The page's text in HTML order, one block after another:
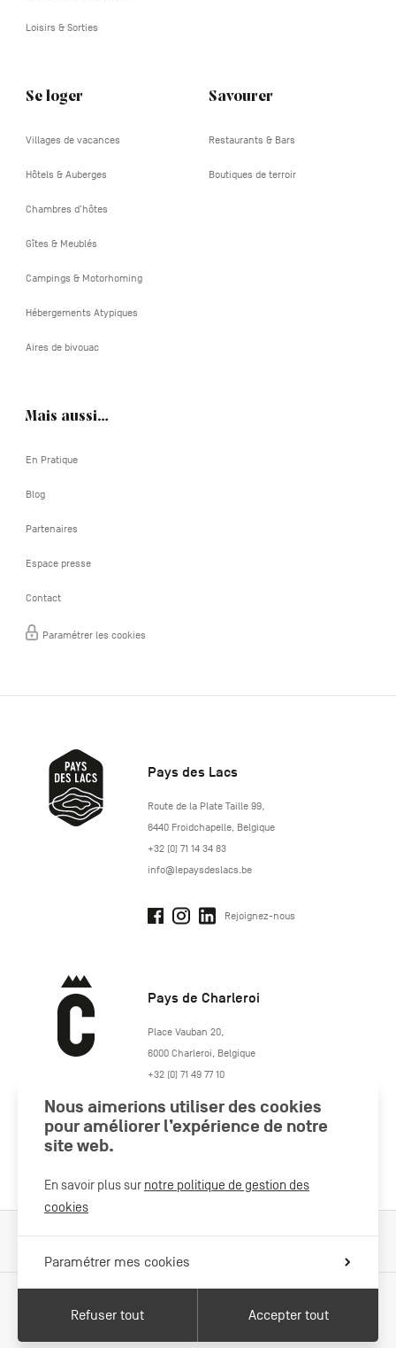
Loisirs & Sorties
Se loger
Villages de vacances
Hôtels & Auberges
Chambres d'hôtes
Gîtes & Meublés
Campings & Motorhoming
Hébergements Atypiques
Aires de bivouac
Savourer
Restaurants & Bars
Boutiques de terroir
Mais aussi…
En Pratique
Blog
Partenaires
Espace presse
Contact
Paramétrer les cookies
Pays des Lacs
http://www.lepaysdeslacs.be/
Route de la Plate Taille 99,
6440 Froidchapelle, Belgique
+32 (0) 71 14 34 83
info@lepaysdeslacs.be
Rejoignez-nous
Pays de Charleroi
https://www.paysdecharleroi.be/
Place Vauban 20,
6000 Charleroi Belgique
+32 (0) 71 49 77 10
Avec le soutien de
Nous aimerions utiliser des cookies
pour améliorer l’expérience de notre
site web.
En savoir plus sur notre politique de gestion des
cookies
Paramétrer mes cookies
Refuser tout Accepter tout